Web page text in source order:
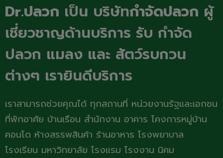
Dr.ปลวก เป็น บริษัทกำจัดปลวก ผู้
เชี่ยวชาญด้านบริการ รับ กำจัด
ปลวก แมลง และ สัตว์รบกวน
ต่างๆ เรายินดีบริการ
เราสามารถช่วยคุณได้ ทุกสถานที่ หน่วยงานรัฐและเอกชน
ที่พักอาศัย บ้านเรือน สำนักงาน อาคาร โคงการหมู่บ้าน
คอนโด ห้างสรรพสินค้า ร้านอาหาร โรงพยาบาล
โรงเรียน มหาวิทยาลัย โรงแรม โรงงาน นิคม